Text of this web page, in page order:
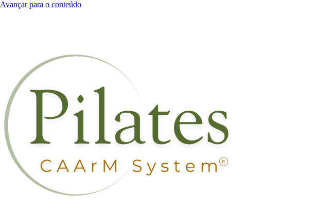
Avançar para o conteúdo